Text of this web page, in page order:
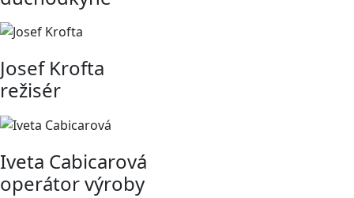
Josef Krofta
režisér
Iveta Cabicarová
operátor výroby